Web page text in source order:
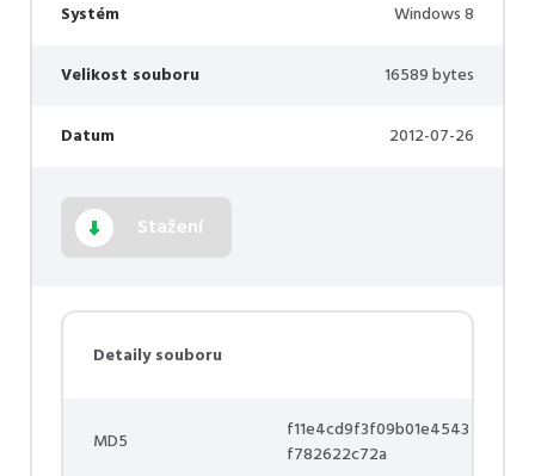
Systém Windows 8
Velikost souboru 16589 bytes
Datum 2012-07-26
Stažení
Detaily souboru
MD5
f11e4cd9f3f09b01e4543
f782622c72a